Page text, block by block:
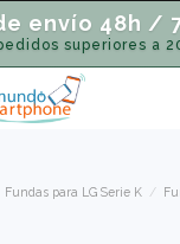
envío 48h /
superiores a
Fundas para LG Serie K